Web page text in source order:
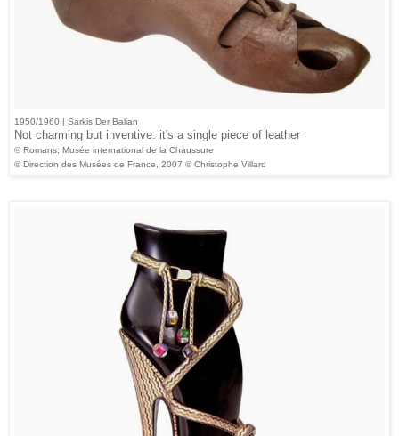
1950/1960 | Sarkis Der Balian
Not charming but inventive: it's a single piece of leather
© Romans; Musée international de la Chaussure
© Direction des Musées de France, 2007 © Christophe Villard